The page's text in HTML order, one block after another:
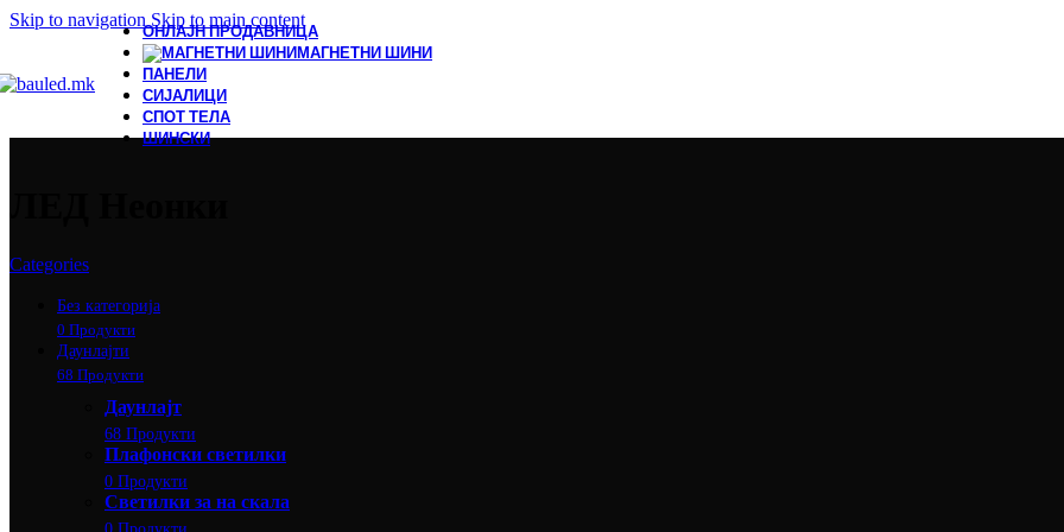
Skip to navigation Skip to main content
ОНЛАЈН ПРОДАВНИЦА
МАГНЕТНИ ШИНИ
ПАНЕЛИ
СИЈАЛИЦИ
СПОТ ТЕЛА
ШИНСКИ
Categories
Без категорија
0 Продукти
Даунлајти
68 Продукти
Даунлајт
68 Продукти
Плафонски светилки
0 Продукти
Светилки за на скала